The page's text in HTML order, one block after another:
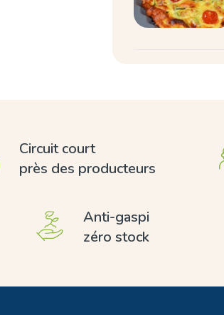
Circuit court
près des producteurs
Anti-gaspi
zéro stock